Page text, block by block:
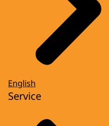
English
Service